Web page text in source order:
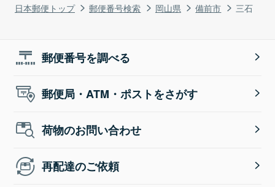
日本郵便トップ 郵便番号検索 岡山県 備前市 三石
郵便番号を調べる
郵便局・ATM・ポストをさがす
荷物のお問い合わせ
再配達のご依頼